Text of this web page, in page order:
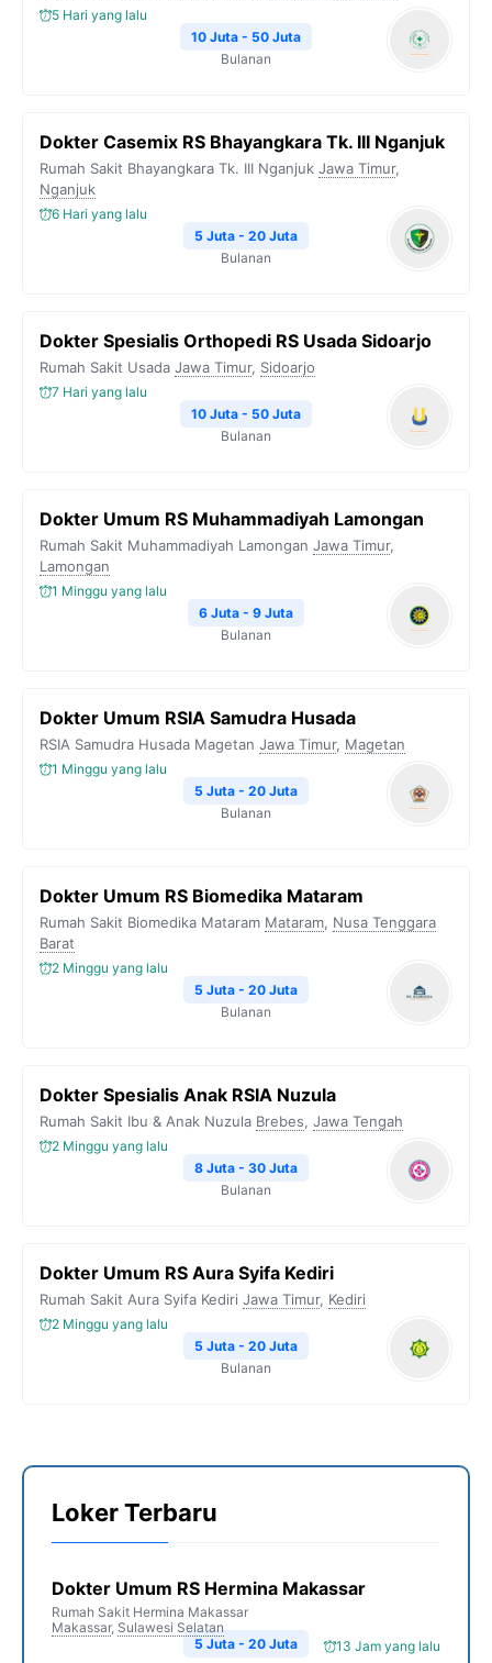
5 Hari yang lalu
10 Juta - 50 Juta
Bulanan
Dokter Casemix RS Bhayangkara Tk. III Nganjuk
Rumah Sakit Bhayangkara Tk. III Nganjuk Jawa Timur,
Nganjuk
6 Hari yang lalu
5 Juta - 20 Juta
Bulanan
Dokter Spesialis Orthopedi RS Usada Sidoarjo
Rumah Sakit Usada Jawa Timur, Sidoarjo
7 Hari yang lalu
10 Juta - 50 Juta
Bulanan
Dokter Umum RS Muhammadiyah Lamongan
Rumah Sakit Muhammadiyah Lamongan Jawa Timur,
Lamongan
1 Minggu yang lalu
6 Juta - 9 Juta
Bulanan
Dokter Umum RSIA Samudra Husada
RSIA Samudra Husada Magetan Jawa Timur, Magetan
1 Minggu yang lalu
5 Juta - 20 Juta
Bulanan
Dokter Umum RS Biomedika Mataram
Rumah Sakit Biomedika Mataram Mataram, Nusa Tenggara
Barat
2 Minggu yang lalu
5 Juta - 20 Juta
Bulanan
Dokter Spesialis Anak RSIA Nuzula
Rumah Sakit Ibu & Anak Nuzula Brebes, Jawa Tengah
2 Minggu yang lalu
8 Juta - 30 Juta
Bulanan
Dokter Umum RS Aura Syifa Kediri
Rumah Sakit Aura Syifa Kediri Jawa Timur, Kediri
2 Minggu yang lalu
5 Juta - 20 Juta
Bulanan
Loker Terbaru
Dokter Umum RS Hermina Makassar
Rumah Sakit Hermina Makassar
Makassar, Sulawesi Selatan
13 Jam yang lalu
5 Juta - 20 Juta